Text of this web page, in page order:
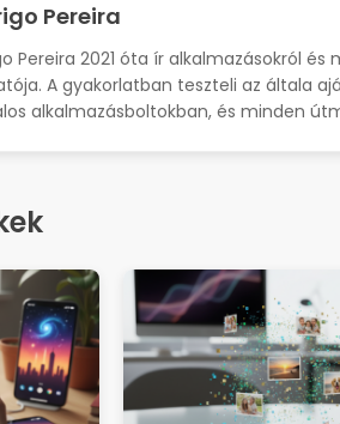
Pereira
Pereira 2021 óta ír alkalmazásokról
A gyakorlatban teszteli az általa
alkalmazásboltokban, és minden